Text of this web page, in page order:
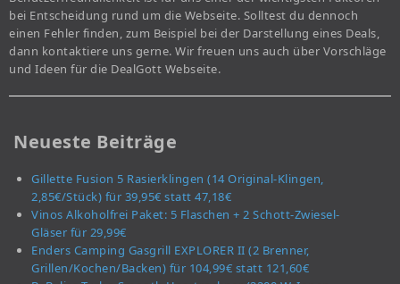
bei Entscheidung rund um die Webseite. Solltest du dennoch
einen Fehler finden, zum Beispiel bei der Darstellung eines Deals,
dann kontaktiere uns gerne. Wir freuen uns auch über Vorschläge
und Ideen für die DealGott Webseite.
Neueste Beiträge
Gillette Fusion 5 Rasierklingen (14 Original-Klingen,
2,85€/Stück) für 39,95€ statt 47,18€
Vinos Alkoholfrei Paket: 5 Flaschen + 2 Schott-Zwiesel-
Gläser für 29,99€
Enders Camping Gasgrill EXPLORER II (2 Brenner,
Grillen/Kochen/Backen) für 104,99€ statt 121,60€